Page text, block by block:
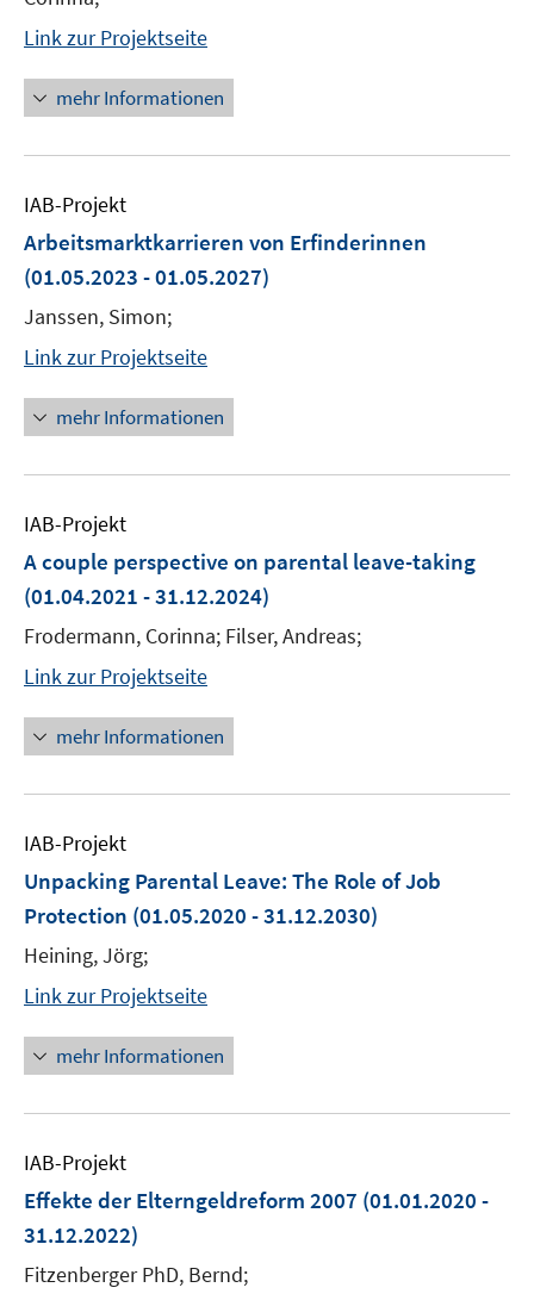
Link zur Projektseite
mehr Informationen
IAB-Projekt
Arbeitsmarktkarrieren von Erfinderinnen
(01.05.2023 - 01.05.2027)
Janssen, Simon;
Link zur Projektseite
mehr Informationen
IAB-Projekt
A couple perspective on parental leave-taking
(01.04.2021 - 31.12.2024)
Frodermann, Corinna; Filser, Andreas;
Link zur Projektseite
mehr Informationen
IAB-Projekt
Unpacking Parental Leave: The Role of Job
Protection (01.05.2020 - 31.12.2030)
Heining, Jörg;
Link zur Projektseite
mehr Informationen
IAB-Projekt
Effekte der Elterngeldreform 2007 (01.01.2020 -
31.12.2022)
Fitzenberger PhD, Bernd;